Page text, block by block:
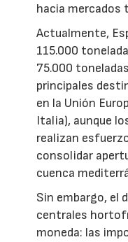
hacia mercados
Actualmente,
115.000
75.000
principales
en la Unión
Italia), aunque
realizan
consolidar
cuenca
Sin embargo, el
centrales
moneda: las